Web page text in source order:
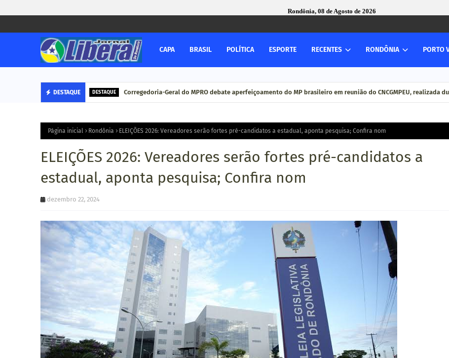
Rondônia, 08 de Agosto de 2026
CAPA BRASIL POLÍTICA ESPORTE RECENTES RONDÔNIA PORTO
DESTAQUE DESTAQUE Corregedoria-Geral do MPRO debate aperfeiçoamento do MP brasileiro em reunião do CNCGMPEU, realizada
Página inicial Rondônia ELEIÇÕES 2026: Vereadores serão fortes pré-candidatos a estadual, aponta pesquisa; Confira nom
ELEIÇÕES 2026: Vereadores serão fortes pré-candidatos a
estadual, aponta pesquisa; Confira nom
dezembro 22, 2024